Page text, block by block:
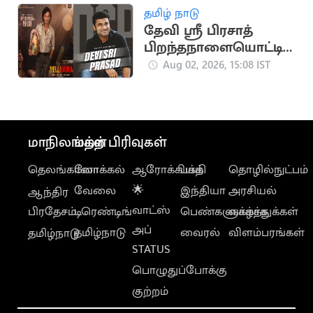
தமிழ் நாடு
தேவி ஸ்ரீ பிரசாத்
பிறந்தநாளையொட்டி
போஸ்டர் வெளியிட்ட
Aug 02, 2026, 15:08 IST
மாநிலங்கள்
தெலங்கானா
ஆந்திர
பிரதேசம்
தமிழ்நாடு
மற்ற பிரிவுகள்
லோக்கல்
வேலை
டிரெண்டிங்
தமிழ்நாடு
ஆரோக்கியம்
🌟
வாட்ஸ்
அப்
STATUS
பொழுதுப்போக்கு
குற்றம்
பக்தி
இந்தியா
பெண்களுக்காக
வைரல்
தொழில்நுட்பம்
அரசியல்
வாழ்த்துக்கள்
விளம்பரங்கள்